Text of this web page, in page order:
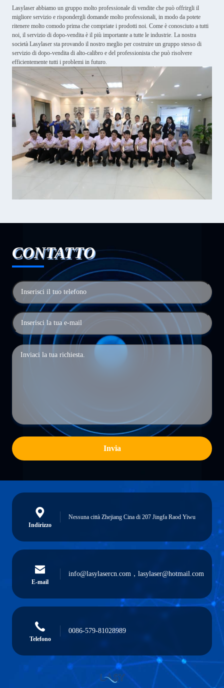
Lasylaser abbiamo un gruppo molto professionale di vendite che può offrirgli il
migliore servizio e rispondergli domande molto professionali, in modo da potete
ritenere molto comodo prima che compriate i prodotti noi. Come è conosciuto a tutti
noi, il servizio di dopo-vendita è il più importante a tutte le industrie. La nostra
società Lasylaser sta provando il nostro meglio per costruire un gruppo stesso di
servizio di dopo-vendita di alto-calibro e del professionista che può risolvere
efficientemente tutti i problemi in futuro.
CONTATTO
Invia
Indirizzo
Nessuna città Zhejiang Cina di 207 Jingfa Raod Yiwu
E-mail
info@lasylasercn.com，lasylaser@hotmail.com
Telefono
0086-579-81028989